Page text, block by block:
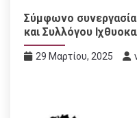
Σύμφωνο
και Συλλόγου
29 Μαρτίου, 2025